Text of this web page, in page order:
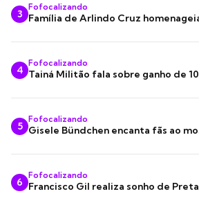
3
Fofocalizando
Família de Arlindo Cruz
4
Fofocalizando
Tainá Militão fala sobre ganho de
5
Fofocalizando
Gisele Bündchen encanta fãs ao
6
Fofocalizando
Francisco Gil realiza sonho de